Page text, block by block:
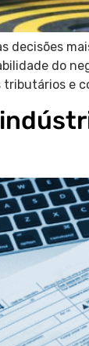
decisões
do
e